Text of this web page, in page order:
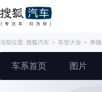
当前位置: 搜狐汽车 ＞ 车型大全 ＞ 奔驰
车系首页 图片